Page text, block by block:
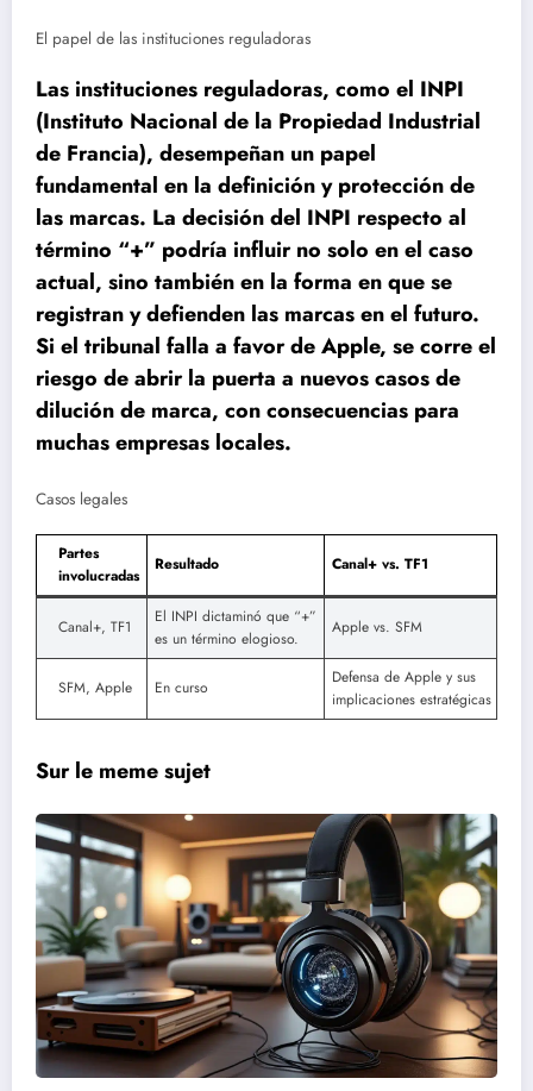
El papel de las instituciones reguladoras
Las instituciones reguladoras, como el INPI
(Instituto Nacional de la Propiedad Industrial
de Francia), desempeñan un papel
fundamental en la definición y protección de
las marcas. La decisión del INPI respecto al
término “+” podría influir no solo en el caso
actual, sino también en la forma en que se
registran y defienden las marcas en el futuro.
Si el tribunal falla a favor de Apple, se corre el
riesgo de abrir la puerta a nuevos casos de
dilución de marca, con consecuencias para
muchas empresas locales.
Casos legales
Partes
involucradas
Resultado Canal+ vs. TF1
Canal+, TF1
El INPI dictaminó que “+”
es un término elogioso.
Apple vs. SFM
SFM, Apple En curso
Defensa de Apple y sus
implicaciones estratégicas
Sur le meme sujet